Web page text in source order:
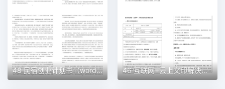
48 民宿创业计划书（word＋ppt配套）创业计划书word模板 46 互联网+云上文印解决方案创业计划书（word＋ppt配套）创业计划书word模板